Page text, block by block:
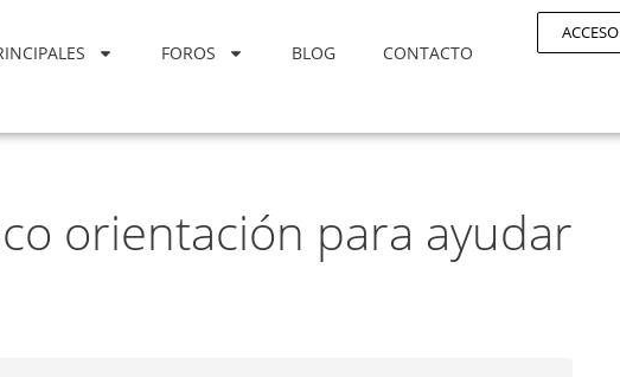
FOROS BLOG CONTACTO
ACCESO
orientación para ayudar